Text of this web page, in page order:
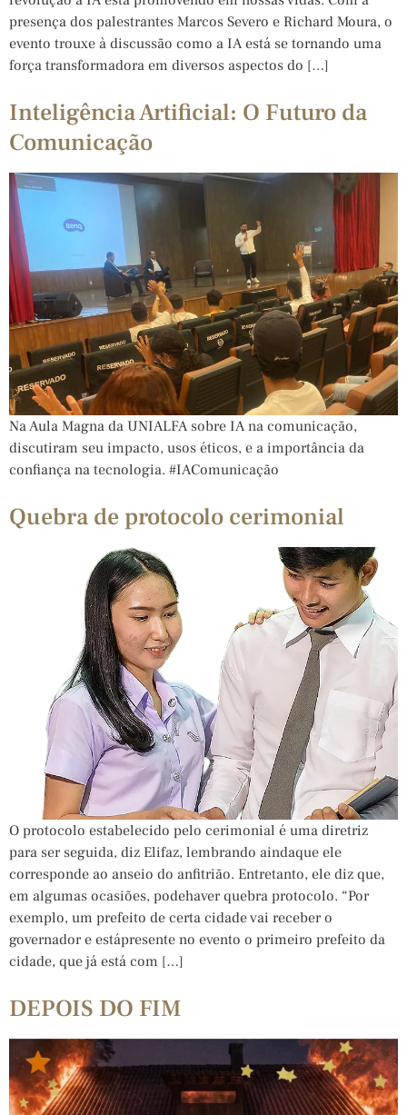
presença dos palestrantes Marcos Severo e Richard Moura, o
evento trouxe à discussão como a IA está se tornando uma
força transformadora em diversos aspectos do […]
Inteligência Artificial: O Futuro da
Comunicação
Na Aula Magna da UNIALFA sobre IA na comunicação,
discutiram seu impacto, usos éticos, e a importância da
confiança na tecnologia. #IAComunicação
Quebra de protocolo cerimonial
O protocolo estabelecido pelo cerimonial é uma diretriz
para ser seguida, diz Elifaz, lembrando aindaque ele
corresponde ao anseio do anfitrião. Entretanto, ele diz que,
em algumas ocasiões, podehaver quebra protocolo. “Por
exemplo, um prefeito de certa cidade vai receber o
governador e estápresente no evento o primeiro prefeito da
cidade, que já está com […]
DEPOIS DO FIM